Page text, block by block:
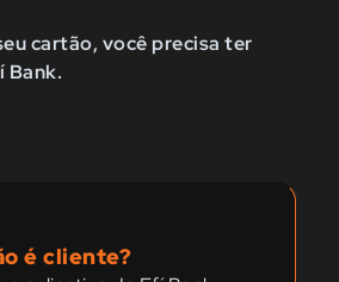
cartão, você precisa ter
Bank.
é cliente?